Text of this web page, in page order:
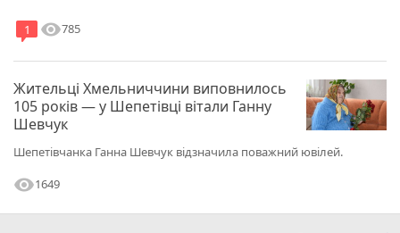
1 visibility785
Жительці Хмельниччини виповнилось
105 років — у Шепетівці вітали Ганну
Шевчук
Шепетівчанка Ганна Шевчук відзначила поважний ювілей.
visibility1649